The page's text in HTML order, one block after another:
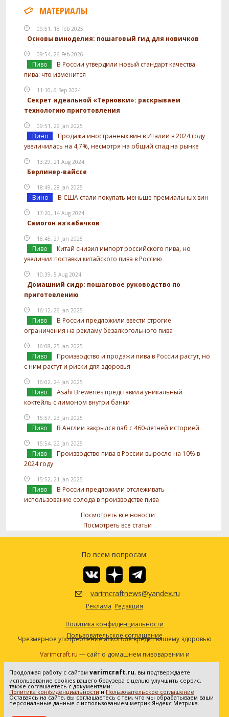
МАТЕРИАЛЫ
09:51, 18 Feb 2025
Основы виноделия: пошаговый гид для новичков
09:54, 26 Feb 2026
Пиво
В России утвердили новый стандарт качества
пива: что изменится
11:10, 6 Sep 2024
Секрет идеальной «Терновки»: раскрываем
технологию приготовления
09:51, 29 Jan 2025
Вино
Продажа иностранных вин в Италии в 2024 году
увеличилась на 4,7%, несмотря на общий спад на рынке
13:29, 21 Aug 2024
Берлинер-вайссе
18:49, 28 Jan 2025
Вино В США стали покупать меньше премиальных вин
17:20, 14 Aug 2024
Самогон из кабачков
18:45, 27 Jan 2025
Пиво
Китай снизил импорт российского пива, но
увеличил поставки китайского пива в Россию
10:39, 5 Aug 2024
Домашний сидр: пошаговое руководство по
приготовлению
16:12, 26 Jan 2025
Пиво
В России предложили ввести строгие
ограничения на рекламу безалкогольного пива
16:08, 25 Jan 2025
Пиво
Производство и продажи пива в России растут, но
с ним растут и риски для здоровья
16:02, 24 Jan 2025
Пиво
Asahi Breweries представила уникальный
коктейль с лимоном внутри банки
15:57, 23 Jan 2025
Пиво В Англии закрылся паб с 460-летней историей
15:54, 22 Jan 2025
Пиво
Производство пива в России выросло на 10% в
2024 году
15:52, 21 Jan 2025
Пиво
В России предложили отслеживать
использование солода в производстве пива
Посмотреть все новости
Посмотреть все статьи
По всем вопросам:
varimcraftnews@yandex.ru
Реклама Редакция
Политика конфиденциальности
Пользовательское соглашение
Чрезмерное употребление алкоголя вредит вашему здоровью
Varimcraft.ru — сайт о домашнем пивоварении и
самогоноварении.
Сетевое издание «Варимкрафт». Зарегистрировано в
Федеральной службе по надзору в сфере связи, информационных
технологий и массовых коммуникаций (Роскомнадзор). Реестровая
запись ЭЛ No ФС77-80936 от 25.05.2021. Все права защищены. 16+
Продолжая работу с сайтом varimcraft.ru, вы подтверждаете
использование cookies вашего браузера с целью улучшить сервис,
также соглашаетесь с документами:
Политика конфиденциальности и Пользовательское соглашение
Оставаясь на сайте, вы соглашаетесь с тем, что мы обрабатываем ваши
персональные данные с использованием метрик Яндекс Метрика.